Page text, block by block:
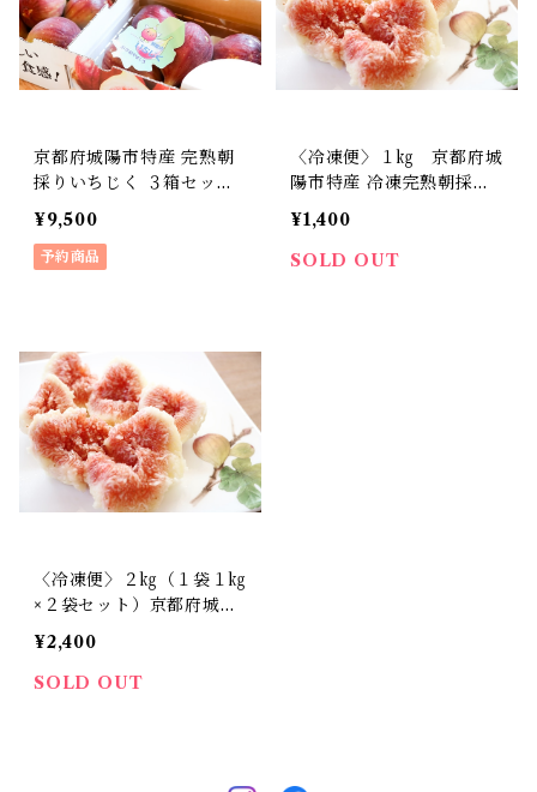
京都府城陽市特産 完熟朝
採りいちじく ３箱セット
(1箱4パック入り)
¥9,500
予約商品
〈冷凍便〉１㎏ 京都府城
陽市特産 冷凍完熟朝採り
いちじく
¥1,400
SOLD OUT
〈冷凍便〉２㎏（１袋１㎏
×２袋セット）京都府城陽
市特産 冷凍完熟朝採りい
ちじく
¥2,400
SOLD OUT